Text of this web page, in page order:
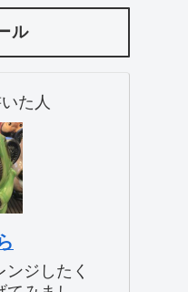
ル
た人
ジしたく